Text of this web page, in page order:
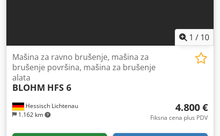
1 / 10
Hessisch Lichtenau
1.162 km
Mašina za ravno brušenje, mašina za
brušenje površina, mašina za brušenje
alata
BLOHM HFS 6
4.800 €
Fiksna cena plus PDV